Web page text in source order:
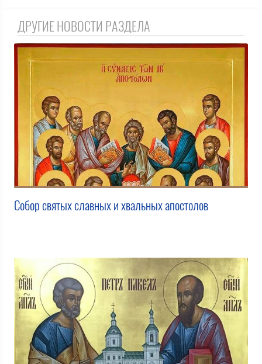
ДРУГИЕ НОВОСТИ РАЗДЕЛА
Собор святых славных и хвальных апостолов